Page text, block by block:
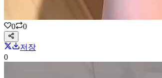
0 0
저장
0